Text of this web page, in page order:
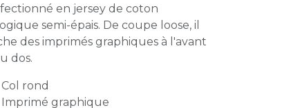
en jersey de coton
semi-épais. De coupe loose, il
des imprimés graphiques à l'avant
dos.
Col rond
Imprimé graphique